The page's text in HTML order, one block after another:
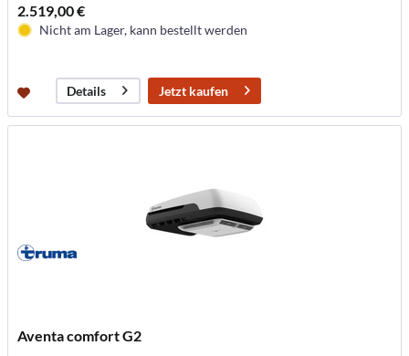
2.519,00 €
Nicht am Lager, kann bestellt werden
Details Jetzt kaufen
Aventa comfort G2